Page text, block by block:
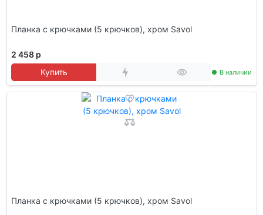
Планка с крючками (5 крючков), хром Savol
2 458 р
Купить
В наличии
Планка с крючками (5 крючков), хром Savol